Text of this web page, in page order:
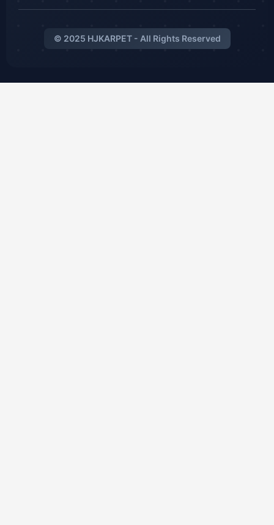
© 2025 HJKARPET - All Rights Reserved